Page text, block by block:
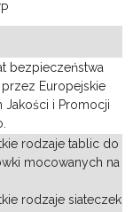
bezpieczeństwa
Europejskie
Jakości i Promocji
rodzaje tablic do
mocowanych na
rodzaje siateczek